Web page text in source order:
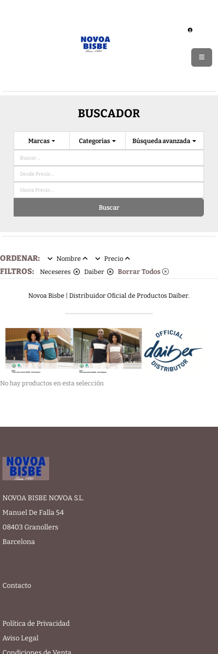
BUSCADOR
Categorias
Marcas Búsqueda avanzada
Buscar
ORDENAR: Nombre Precio
FILTROS: Neceseres Daiber Borrar Todos
Novoa Bisbe | Distribuidor Oficial de Productos Daiber.
No hay productos en esta selección
NOVOA BISBE NOVOA S.L.
Manuel De Falla 54
08403 Granollers
Barcelona
Contacto
Política de Privacidad
Aviso Legal